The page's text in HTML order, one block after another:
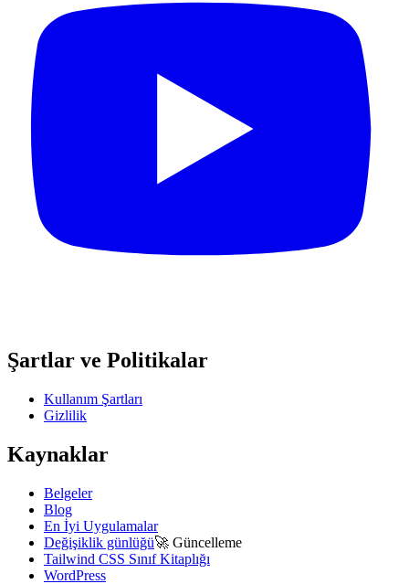
Şartlar ve Politikalar
Kullanım Şartları
Gizlilik
Kaynaklar
Belgeler
Blog
En İyi Uygulamalar
Değişiklik günlüğü🚀 Güncelleme
Tailwind CSS Sınıf Kitaplığı
WordPress